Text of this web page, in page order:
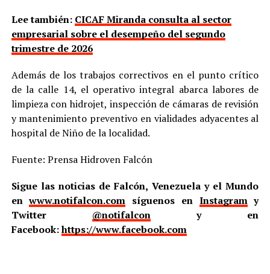
Lee también: CICAF Miranda consulta al sector
empresarial sobre el desempeño del segundo
trimestre de 2026
Además de los trabajos correctivos en el punto crítico
de la calle 14, el operativo integral abarca labores de
limpieza con hidrojet, inspección de cámaras de revisión
y mantenimiento preventivo en vialidades adyacentes al
hospital de Niño de la localidad.
Fuente: Prensa Hidroven Falcón
Sigue las noticias de Falcón, Venezuela y el Mundo
enwww.notifalcon.com síguenos en Instagramy
Twitter @notifalcony en
Facebook:https://www.facebook.com